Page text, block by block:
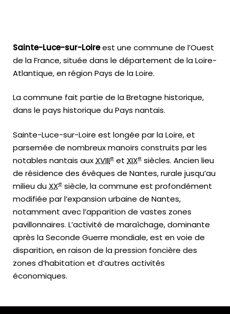
Sainte-Luce-sur-Loireest une commune de l’Ouest
de la France, située dans le département de la Loire-
Atlantique, en région Pays de la Loire.
La commune fait partie de la Bretagne historique,
dans le pays historique du Pays nantais.
Sainte-Luce-sur-Loire est longée par la Loire, et
parsemée de nombreux manoirs construits par les
notables nantais aux XVIIIe et XIXe siècles. Ancien lieu
de résidence des évêques de Nantes, rurale jusqu’au
milieu du XXe siècle, la commune est profondément
modifiée par l’expansion urbaine de Nantes,
notamment avec l’apparition de vastes zones
pavillonnaires. L’activité de maraîchage, dominante
après la Seconde Guerre mondiale, est en voie de
disparition, en raison de la pression foncière des
zones d’habitation et d’autres activités
économiques.